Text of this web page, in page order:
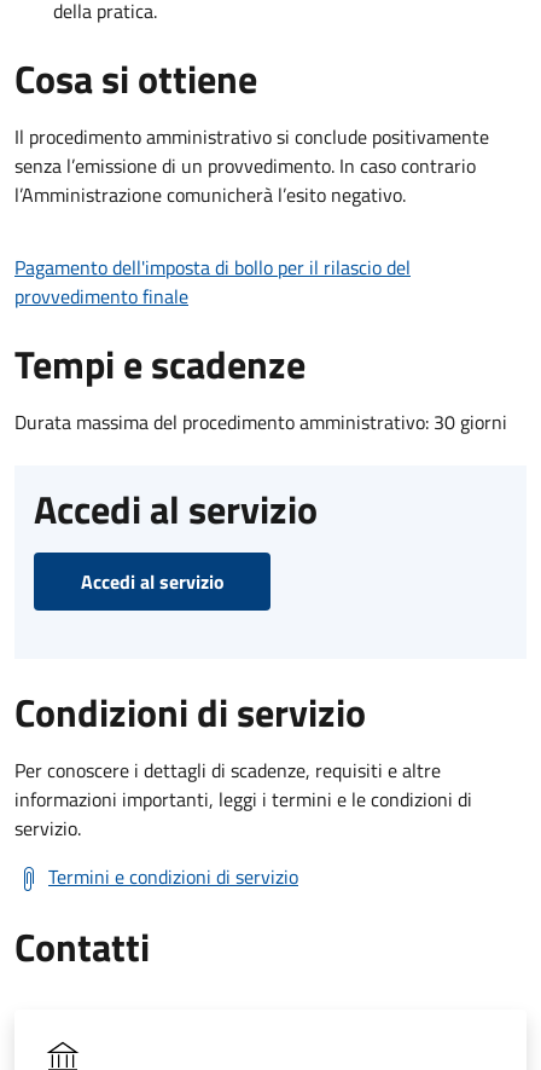
della pratica.
Cosa si ottiene
Il procedimento amministrativo si conclude positivamente
senza l’emissione di un provvedimento. In caso contrario
l’Amministrazione comunicherà l’esito negativo.
Pagamento dell'imposta di bollo per il rilascio del
provvedimento finale
Tempi e scadenze
Durata massima del procedimento amministrativo: 30 giorni
Accedi al servizio
Accedi al servizio
Condizioni di servizio
Per conoscere i dettagli di scadenze, requisiti e altre
informazioni importanti, leggi i termini e le condizioni di
servizio.
Termini e condizioni di servizio
Contatti